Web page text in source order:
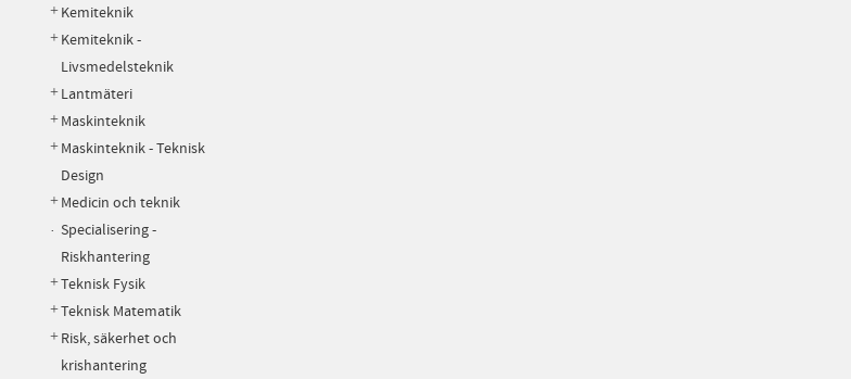
Kemiteknik
Kemiteknik -
Livsmedelsteknik
Lantmäteri
Maskinteknik
Maskinteknik - Teknisk
Design
Medicin och teknik
Specialisering -
Riskhantering
Teknisk Fysik
Teknisk Matematik
Risk, säkerhet och
krishantering